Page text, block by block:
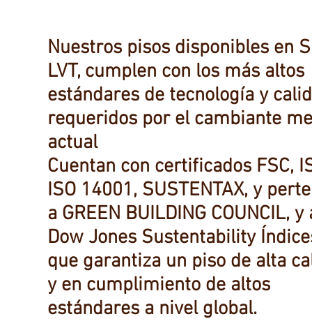
Nuestros pisos disponibles en
LVT, cumplen con los más altos
estándares de tecnología y
requeridos por el cambiante
actual
Cuentan con certificados FSC,
ISO 14001, SUSTENTAX, y
a GREEN BUILDING COUNCIL, y
Dow Jones Sustentability
que garantiza un piso de alta
y en cumplimiento de altos
estándares a nivel global.